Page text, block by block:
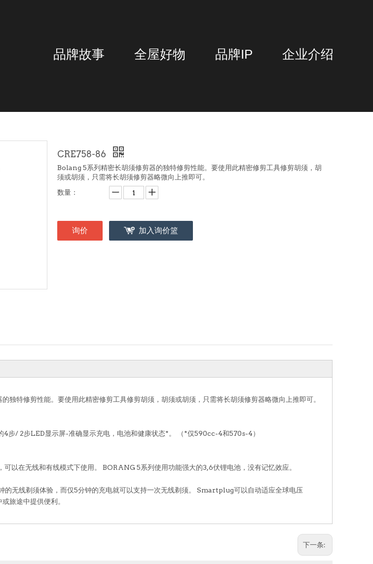
品牌故事 全屋好物 品牌IP 企业介绍
CRE758-86
Bolang 5系列精密长胡须修剪器的独特修剪性能。要使用此精密修剪工具修剪胡须，胡
须或胡须，只需将长胡须修剪器略微向上推即可。
数量：
询价 加入询价篮
独特修剪性能。要使用此精密修剪工具修剪胡须，胡须或胡须，只需将长胡须修剪器略微向上推即可。
4步/ 2步LED显示屏-准确显示充电，电池和健康状态*。 （*仅590cc-4和570s-4）
可以在无线和有线模式下使用。 BORANG 5系列使用功能强大的3,6伏锂电池，没有记忆效应。
的无线剃须体验，而仅5分钟的充电就可以支持一次无线剃须。 Smartplug可以自动适应全球电压
旅途中提供便利。
下一条: